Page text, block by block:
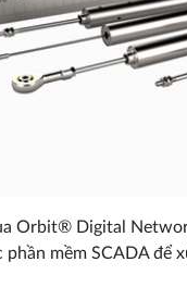
Orbit® Digital
mềm SCADA để